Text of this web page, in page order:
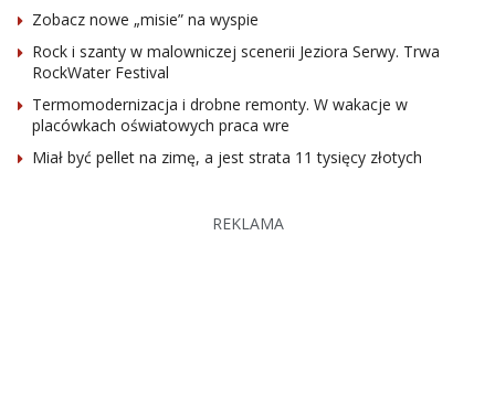
Zobacz nowe „misie” na wyspie
Rock i szanty w malowniczej scenerii Jeziora Serwy. Trwa
RockWater Festival
Termomodernizacja i drobne remonty. W wakacje w
placówkach oświatowych praca wre
Miał być pellet na zimę, a jest strata 11 tysięcy złotych
REKLAMA